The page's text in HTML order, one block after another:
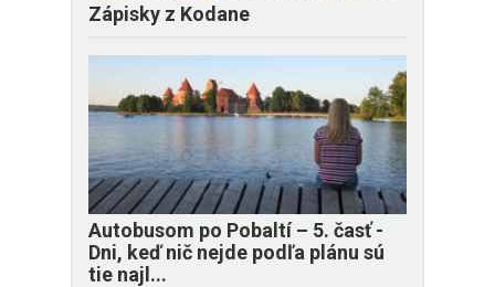
Zápisky z Kodane
​Autobusom po Pobaltí – 5. časť -
Dni, keď nič nejde podľa plánu sú
tie najl...